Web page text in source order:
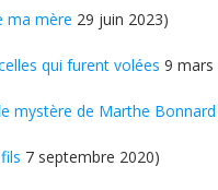
ma mère 29 juin 2023)
qui furent volées 9 mars
mystère de Marthe Bonnard
7 septembre 2020)